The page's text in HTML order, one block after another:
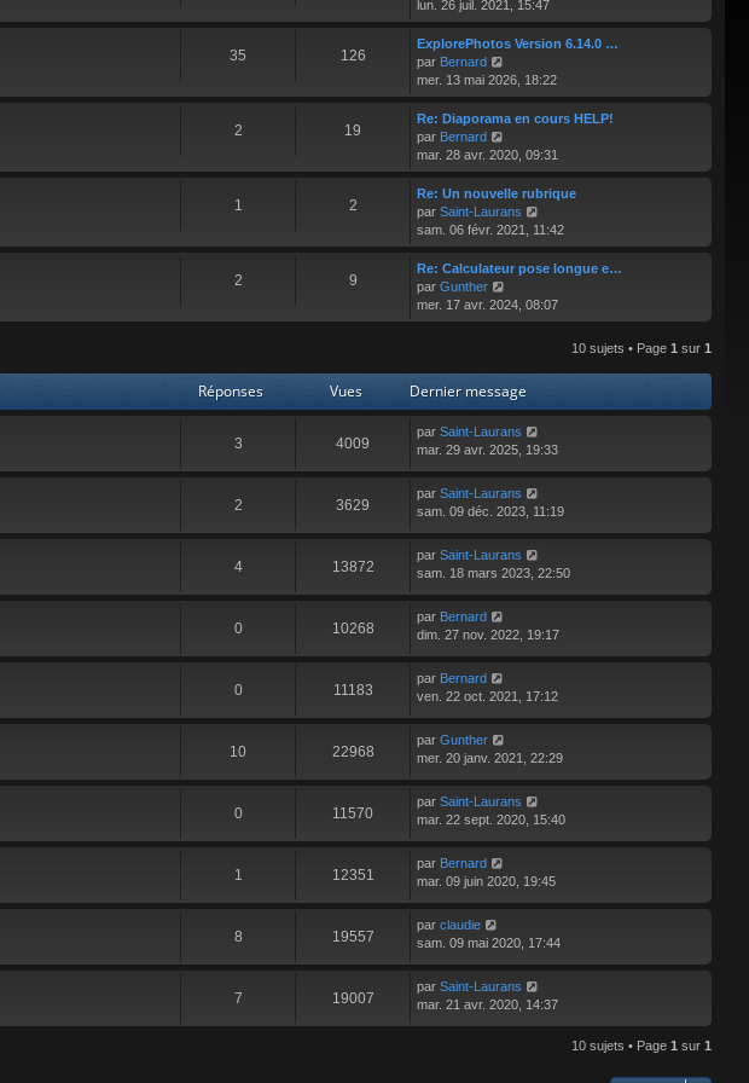
r
e
s
g
d
e
n
r
e
s
g
o
i
r
e
d
n
r
e
s
g
lun. 26 juil. 2021, 15:47
35 126
ExplorePhotos Version 6.14.0 …
par Bernard
o
i
r
e
d
e
n
r
e
g
e
mer. 13 mai 2026, 18:22
2 19
Re: Diaporama en cours HELP!
par Bernard
o
i
r
l
e
d
n
m
e
s
a
mar. 28 avr. 2020, 09:31
1 2
Re: Un nouvelle rubrique
par Saint-Laurans
o
i
r
e
d
n
e
m
a
g
sam. 06 févr. 2021, 11:42
2 9
Re: Calculateur pose longue e…
par Gunther
o
i
e
d
e
r
n
r
m
s
s
a
e
mer. 17 avr. 2024, 08:07
10 sujets • Page 1 sur 1
Réponses Vues Dernier message
3 4009
par Saint-Laurans
mar. 29 avr. 2025, 19:33
2 3629
par Saint-Laurans
sam. 09 déc. 2023, 11:19
4 13872
par Saint-Laurans
sam. 18 mars 2023, 22:50
0 10268
par Bernard
dim. 27 nov. 2022, 19:17
0 11183
par Bernard
ven. 22 oct. 2021, 17:12
10 22968
par Gunther
mer. 20 janv. 2021, 22:29
0 11570
par Saint-Laurans
mar. 22 sept. 2020, 15:40
1 12351
par Bernard
mar. 09 juin 2020, 19:45
8 19557
par claudie
sam. 09 mai 2020, 17:44
7 19007
par Saint-Laurans
mar. 21 avr. 2020, 14:37
10 sujets • Page 1 sur 1